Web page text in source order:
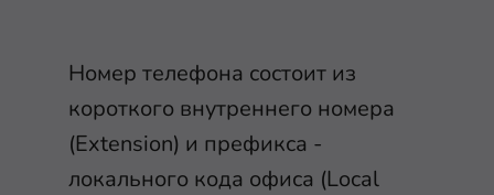
Номер телефона состоит из
короткого внутреннего номера
(Extension) и префикса -
локального кода офиса (Local